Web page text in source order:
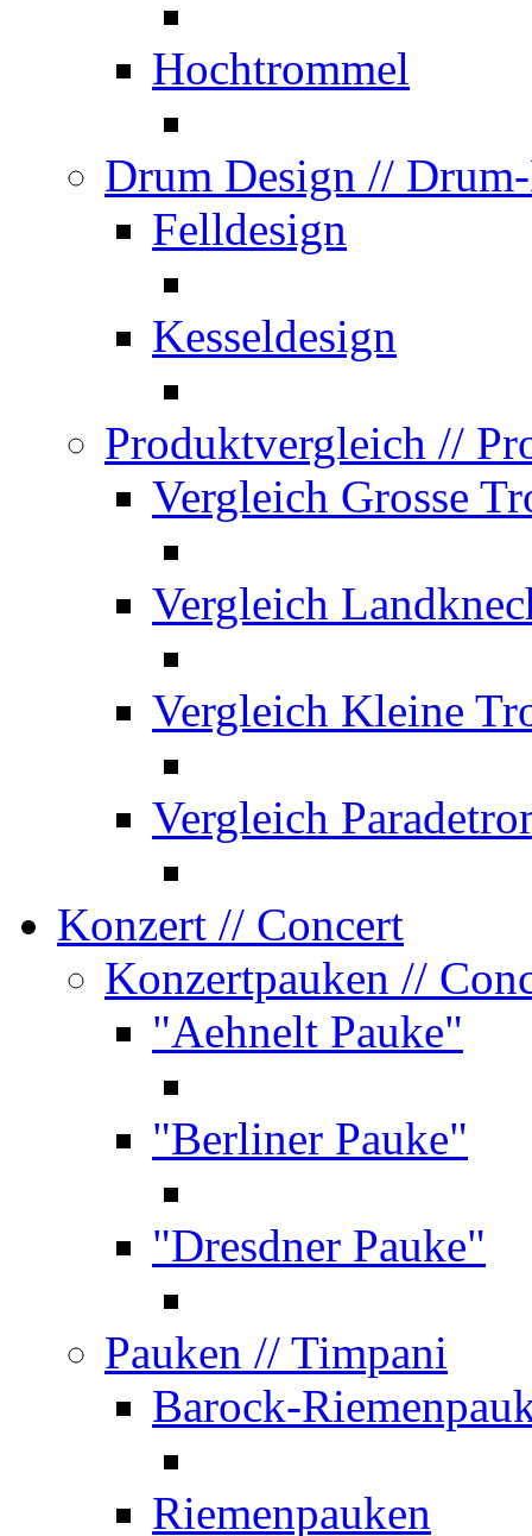
Hochtrommel
Drum Design //
Felldesign
Kesseldesign
Produktvergleich //
Vergleich Grosse
Vergleich
Vergleich Kleine
Vergleich
Konzert // Concert
Konzertpauken //
"Aehnelt Pauke"
"Berliner Pauke"
"Dresdner Pauke"
Pauken // Timpani
Barock-
Riemenpauken